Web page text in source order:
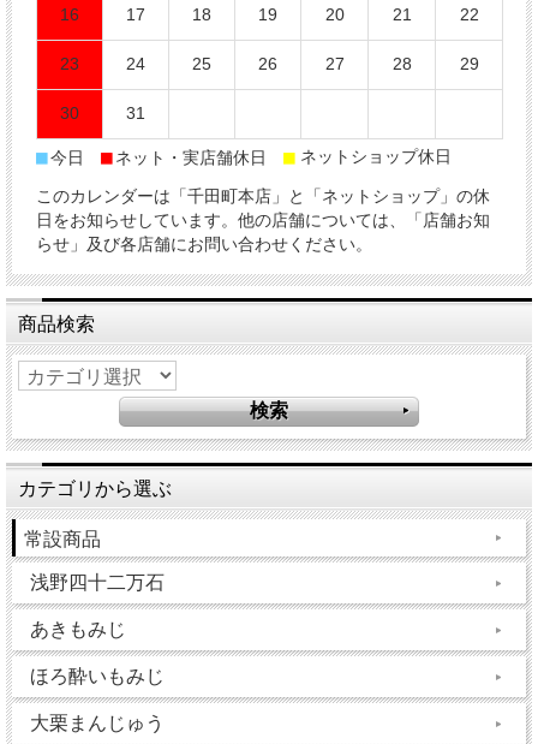
16 17 18 19 20 21 22
23 24 25 26 27 28 29
30 31
■今日 ■ネット・実店舗休日 ■ ネットショップ休日
このカレンダーは「千田町本店」と「ネットショップ」の休
日をお知らせしています。他の店舗については、「店舗お知
らせ」及び各店舗にお問い合わせください。
商品検索
カテゴリから選ぶ
常設商品
浅野四十二万石
あきもみじ
ほろ酔いもみじ
大栗まんじゅう